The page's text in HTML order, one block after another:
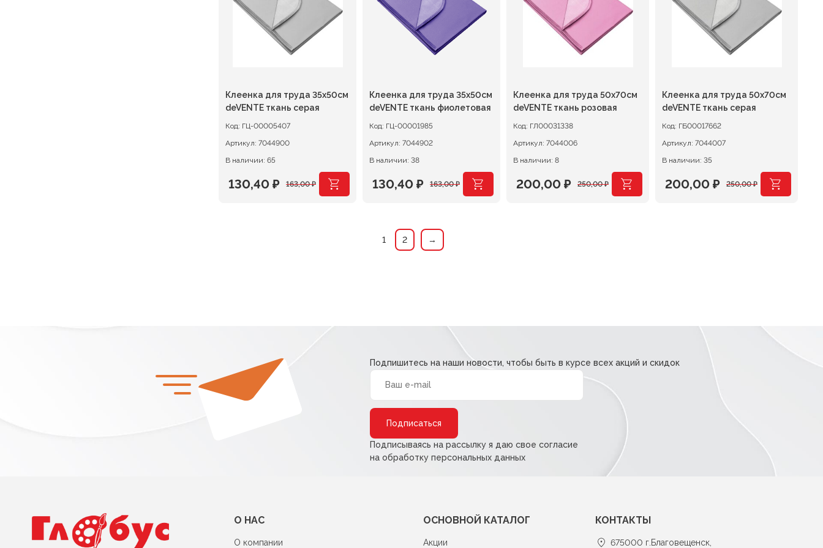
Клеенка для труда 35х50см
deVENTE ткань серая
Код: ГЦ-00005407
Артикул: 7044900
В наличии: 65
163,00₽
Первоначальная
130,40 ₽
Текущая
Клеенка для труда 35х50см
deVENTE ткань фиолетовая
Код: ГЦ-00001985
Артикул: 7044902
В наличии: 38
163,00₽
Первоначальная
составляла
163,00 ₽.
130,40 ₽
Текущая
130,40 ₽.
Клеенка для труда 50х70см
deVENTE ткань розовая
Код: ГЛ00031338
Артикул: 7044006
В наличии: 8
250,00₽
Первоначальная
200,00 ₽
Текущая
Клеенка для труда 50х70см
deVENTE ткань серая
Код: ГБ00017662
Артикул: 7044007
В наличии: 35
250,00₽
Первоначальная
200,00 ₽
Текущая
1 2 →
Подпишитесь на наши новости, чтобы быть в курсе всех акций и скидок
Подписываясь на рассылку я даю свое согласие
на обработку персональных данных
О НАС
О компании
ОСНОВНОЙ КАТАЛОГ
Акции
КОНТАКТЫ
675000 г.Благовещенск,